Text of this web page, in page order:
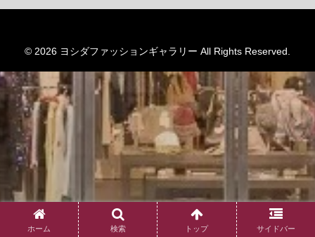
© 2026 ヨシダファッションギャラリー All Rights Reserved.
ホーム 検索 トップ サイドバー